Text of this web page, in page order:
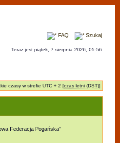
FAQ Szukaj
Teraz jest piątek, 7 sierpnia 2026, 05:56
czasy w strefie UTC + 2 [czas letni (DST)]
Federacja Pogańska”